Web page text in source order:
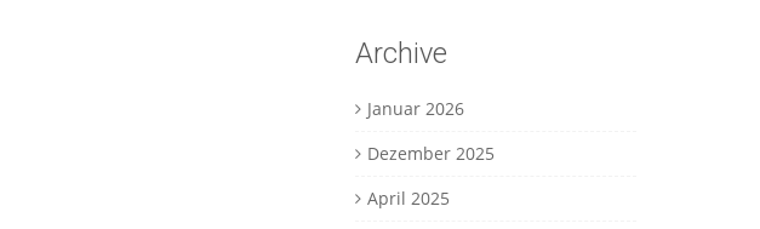
Archive
Januar 2026
Dezember 2025
April 2025